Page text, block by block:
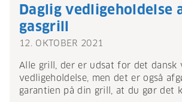
Daglig vedligeholdelse
gasgrill
12. OKTOBER 2021
Alle grill, der er udsat for det dansk
vedligeholdelse, men det er også
garantien på din grill, at du gør det